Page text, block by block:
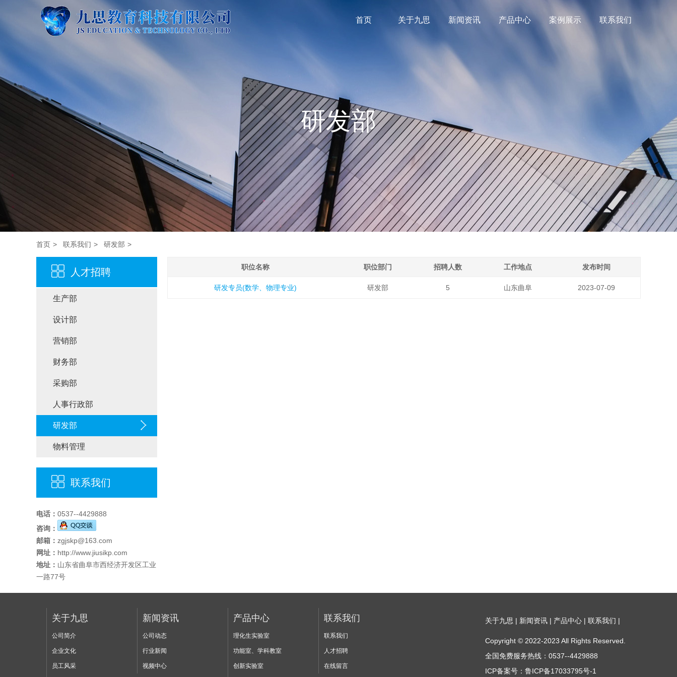
首页 关于九思 新闻资讯 产品中心 案例展示 联系我们
研发部
首页 联系我们 研发部
人才招聘
生产部
设计部
营销部
财务部
采购部
人事行政部
研发部
物料管理
联系我们
电话： 0537--4429888
咨询：
邮箱： zgjskp@163.com
网址： http://www.jiusikp.com
地址： 山东省曲阜市西经济开发区工业
一路77号
职位名称 职位部门 招聘人数 工作地点 发布时间
研发专员(数学、物理专业) 研发部 5 山东曲阜 2023-07-09
关于九思
公司简介
企业文化
员工风采
新闻资讯
公司动态
行业新闻
视频中心
产品中心
理化生实验室
功能室、学科教室
创新实验室
联系我们
联系我们
人才招聘
在线留言
关于九思 | 新闻资讯 | 产品中心 | 联系我们 |
Copyright © 2022-2023 All Rights Reserved.
全国免费服务热线：0537--4429888
ICP备案号：鲁ICP备17033795号-1